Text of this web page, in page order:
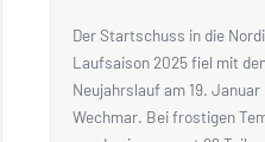
Der Startschuss in die
Laufsaison 2025 fiel mit
Neujahrslauf am 19.
Wechmar. Bei frostigen